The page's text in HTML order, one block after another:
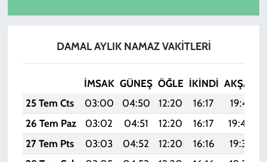
DAMAL AYLIK NAMAZ VAKITLERI
İMSAK GÜNEŞ ÖĞLE İKINDI AKŞAM
25 Tem Cts
03:00 04:50 12:20 16:17 19:41
26 Tem Paz
03:02 04:51 12:20 16:17
19:40
27 Tem Pts
03:03 04:52 12:20 16:16 19:39